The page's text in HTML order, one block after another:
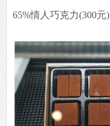
65%情人巧克力(300元)